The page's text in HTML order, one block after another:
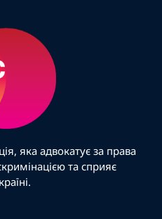
яка адвокатує за права
та сприяє